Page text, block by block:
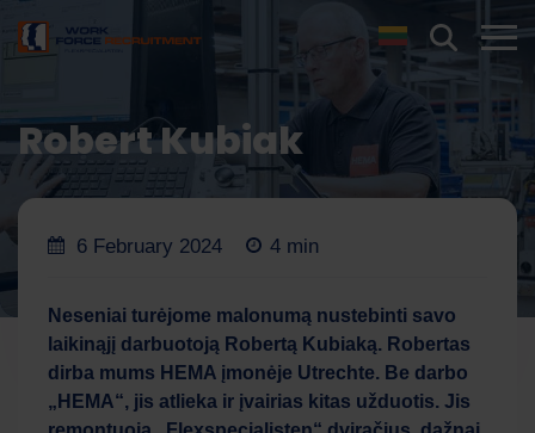
Robert Kubiak
6 February 2024 4 min
Neseniai turėjome malonumą nustebinti savo
laikinąjį darbuotoją Robertą Kubiaką. Robertas
dirba mums HEMA įmonėje Utrechte. Be darbo
„HEMA“, jis atlieka ir įvairias kitas užduotis. Jis